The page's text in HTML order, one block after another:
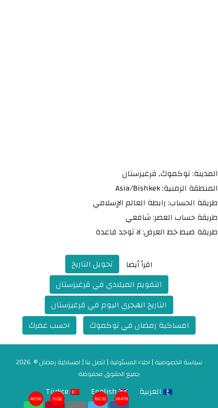
المدينة: توكموك, قرغيزستان
المنطقة الزمنية: Asia/Bishkek
طريقة الحساب: رابطة العالم الإسلامي
طريقة حساب العصر: شافعي
طريقة ضبط خط العرض: لا توجد قاعدة
اقرأ أيضا
تحويل التاريخ
التقويم الميلادي في قرغيزستان
التاريخ الهجري اليوم في قرغيزستان
امساكية رمضان في توكموك
احسب عمرك
سياسة الخصوصية | اخلاء المسئولية | اتصل بنا | امساكية رمضان
© 2026
جميع الحقوق محفوظة
العربية English
34476
18252
8112
4056